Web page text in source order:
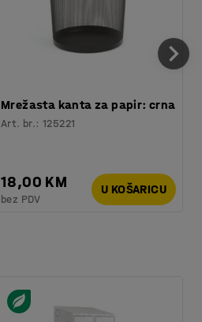
Mrežasta kanta za papir: crna
Art. br.:125221
18,00 KM
bez PDV
U KOŠARICU